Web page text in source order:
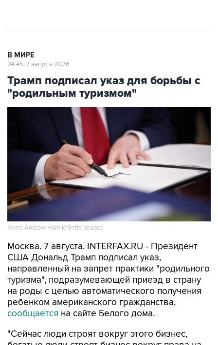
В МИРЕ
04:45, 7 августа 2026
Трамп подписал указ для борьбы с
"родильным туризмом"
Фото: Andrew Harnik/Getty Images
Москва. 7 августа. INTERFAX.RU - Президент
США Дональд Трамп подписал указ,
направленный на запрет практики "родильного
туризма", подразумевающей приезд в страну
на роды с целью автоматического получения
ребенком американского гражданства,
сообщается на сайте Белого дома.
"Сейчас люди строят вокруг этого бизнес,